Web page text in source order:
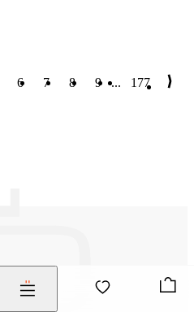
6 7 8 9 ... 177